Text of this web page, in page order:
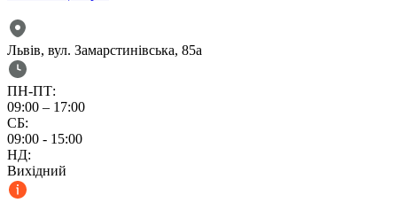
Львів, вул. Замарстинівська, 85а
ПН-ПТ:
09:00 – 17:00
СБ:
09:00 - 15:00
НД:
Вихідний